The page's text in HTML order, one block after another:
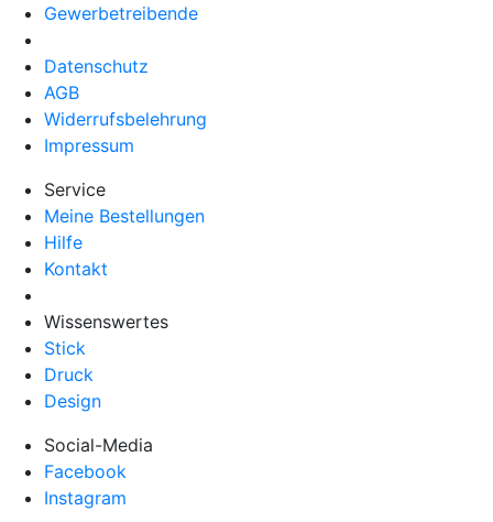
Gewerbetreibende
Datenschutz
AGB
Widerrufsbelehrung
Impressum
Service
Meine Bestellungen
Hilfe
Kontakt
Wissenswertes
Stick
Druck
Design
Social-Media
Facebook
Instagram